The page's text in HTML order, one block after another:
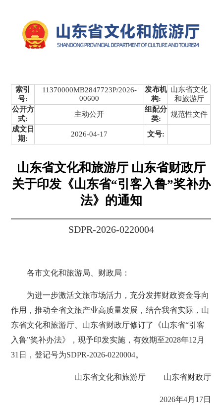
索引
号:
11370000MB2847723P/2026-
00600
发布机
构:
山东省文化
和旅游厅
公开方
式:
主动公开
组配分
类:
规范性文件
成文日
期:
2026-04-17 文号:
山东省文化和旅游厅 山东省财政厅
关于印发《山东省“引客入鲁”奖补办
法》的通知
SDPR-2026-0220004
各市文化和旅游局、财政局：
为进一步激活文旅市场活力，充分发挥财政资金导向
作用，推动全省文旅产业高质量发展，结合我省实际，山
东省文化和旅游厅、山东省财政厅修订了《山东省“引客
入鲁”奖补办法》，现予印发实施，有效期至2028年12月
31日，登记号为SDPR-2026-0220004。
山东省文化和旅游厅 山东省财政厅
2026年4月17日